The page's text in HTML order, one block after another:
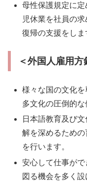
母性保護規定に
児休業を社員の
復帰の支援をしま
＜外国人雇用方
様々な国の文化
多文化の圧倒的な
日本語教育及び
解を深めるため
を行います。
安心して仕事が
図る機会を多く